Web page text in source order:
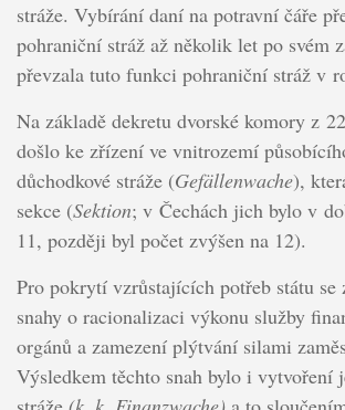
stráže. Vybírání daní na potravní čáře
pohraniční stráž až několik let po svém
převzala tuto funkci pohraniční stráž v
Na základě dekretu dvorské komory z
došlo ke zřízení ve vnitrozemí
důchodkové stráže (Gefällenwache),
sekce (Sektion; v Čechách jich bylo v
11, později byl počet zvýšen na 12).
Pro pokrytí vzrůstajících potřeb státu se
snahy o racionalizaci výkonu služby
orgánů a zamezení plýtvání silami
Výsledkem těchto snah bylo i vytvoření